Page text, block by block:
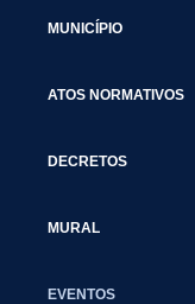
MUNICÍPIO
ATOS NORMATIVOS
DECRETOS
MURAL
EVENTOS